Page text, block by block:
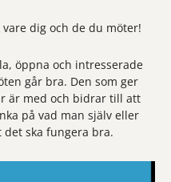
dig och de du möter!
öppna och intresserade
går bra. Den som ger
är med och bidrar till att
på vad man själv eller
ska fungera bra.